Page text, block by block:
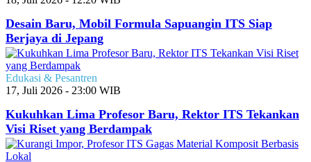
Desain Baru, Mobil Formula Sapuangin ITS Siap
Berjaya di Jepang
Edukasi & Pesantren
17, Juli 2026 - 23:00 WIB
Kukuhkan Lima Profesor Baru, Rektor ITS Tekankan
Visi Riset yang Berdampak